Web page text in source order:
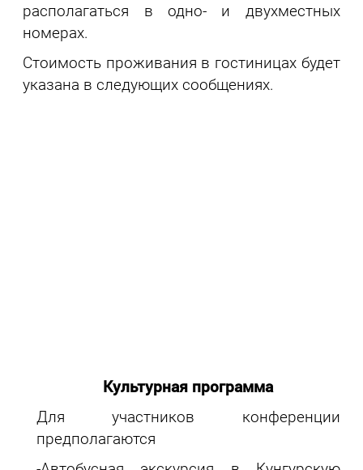
располагаться в одно- и двухместных
номерах.
Стоимость проживания в гостиницах будет
указана в следующих сообщениях.
Культурная программа
Для участников конференции
предполагаются